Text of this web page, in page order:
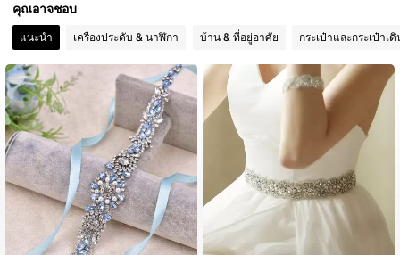
4.93 341 ผู้ติดตาม
341 ผู้ติดตาม
4.93 341 ผู้ติดตาม
4.93 341 ผู้ติดตาม
4.93 341 ผู้ติดตาม
คุณอาจชอบ
แนะนำ เครื่องประดับ & นาฬิกา บ้าน & ที่อยู่อาศัย กระเป๋าและกระเป๋าเ